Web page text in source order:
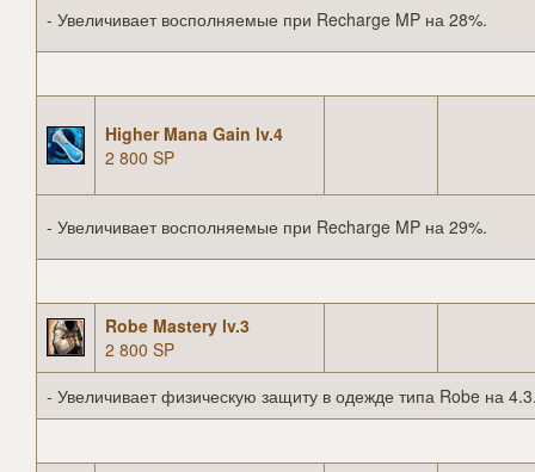
- Увеличивает восполняемые при Recharge MP на 28%.
Higher Mana Gain lv.4
2 800 SP
- Увеличивает восполняемые при Recharge MP на 29%.
Robe Mastery lv.3
2 800 SP
- Увеличивает физическую защиту в одежде типа Robe на